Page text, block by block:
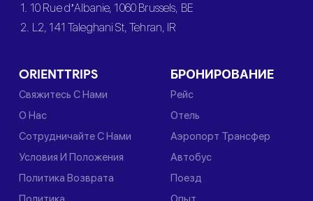
1. 10 Rue d’Albanie, 1060 Brussels, BE
2. L2, 141 Taleghani St, Tehran, IR
ORIENTTRIPS
Свяжитесь С Нами
О Нас
Сотрудничайте С Нами
Условия И Положения
Политика Возврата
БРОНИРОВАНИЕ
Рейс
Отель
Аэропорт Трансфер
Автобус
Поезд